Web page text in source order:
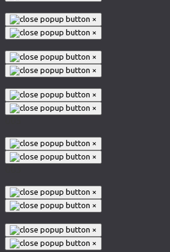
×
×
×
×
×
×
×
×
×
×
×
×